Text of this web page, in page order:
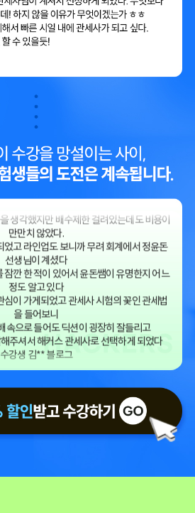
는 강의!
한다면 합격도 문제 없을 것 같다는 믿음이
들었다.
환급, 환급반 소문만 내도 10만원 할인권
한 이상 수강 신청 안할 이유가 없다.
사와 함께 1차 합격 GOGO~
수강생 박** 블로그
저기 알아보던 중 해커스 관세사를 알게되었
만만치 않았다.
었고 라인업도 보니까 무려 회계에서 정윤돈
선생님이 계셨다
잠깐 한 적이 있어서 윤돈쌤이 유명한지 어느
정도 알고 있다
심이 가게되었고 관세사 시험의 꽃인 관세법
을 들어보니
속으로 들어도 딕션이 굉장히 잘들리고
주셔서 해커스 관세사로 선택하게 되었다
수강생 김** 블로그
없이 무제한으로 그것도 환급반으로 강의를
을 수 있기 때문이다.
그런가 교재값까지 포함해서 타사이트보다
의의 질만 만족하면 되는데 해커스니까 믿고